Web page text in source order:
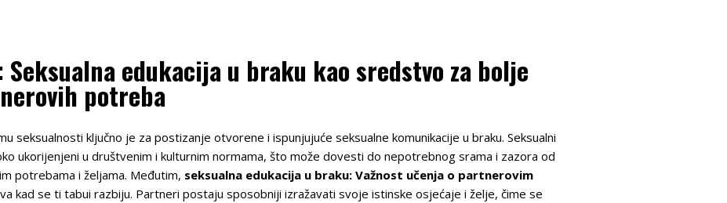
edukacija u braku kao sredstvo za bolje
potreba
seksualnosti ključno je za postizanje otvorene i ispunjujuće seksualne komunikacije u braku. Seksualni
ukorijenjeni u društvenim i kulturnim normama, što može dovesti do nepotrebnog srama i zazora od
potrebama i željama. Međutim, seksualna edukacija u braku: Važnost učenja o partnerovim
kad se ti tabui razbiju. Partneri postaju sposobniji izražavati svoje istinske osjećaje i želje, čime se